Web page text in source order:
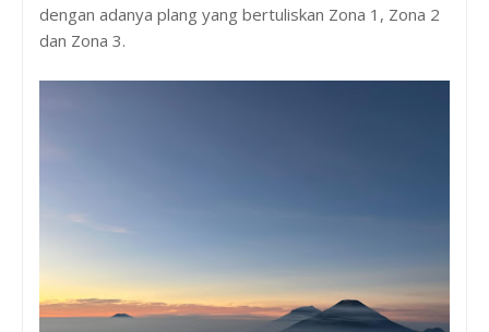
dengan adanya plang yang bertuliskan Zona 1, Zona 2
dan Zona 3.